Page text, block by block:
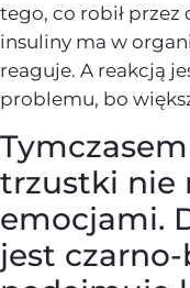
tego, co robił przez
insuliny ma w
reaguje. A reakcją
problemu, bo
trzustki nie
emocjami.
jest